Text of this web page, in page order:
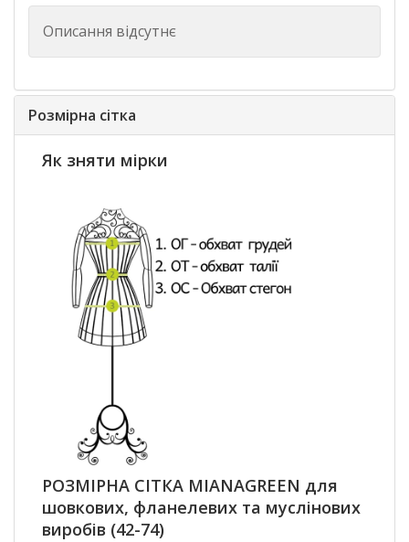
Описання відсутнє
Розмірна сітка
Як зняти мірки
РОЗМІРНА СІТКА MIANAGREEN для
шовкових, фланелевих та муслінових
виробів (42-74)